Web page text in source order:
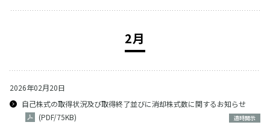
2月
2026年02月20日
自己株式の取得状況及び取得終了並びに消却株式数に関するお知らせ
(PDF/75KB)
適時開示